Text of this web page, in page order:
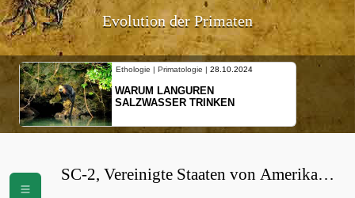
Evolution der Primaten
Ethologie | Primatologie | 28.10.2024
WARUM LANGUREN
SALZWASSER TRINKEN
SC-2, Vereinigte Staaten von Amerika